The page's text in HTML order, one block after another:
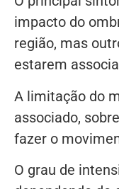
impacto do
região, mas
estarem
A limitação do
associado,
fazer o
O grau de